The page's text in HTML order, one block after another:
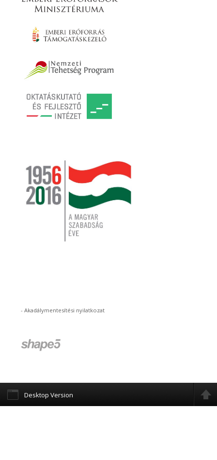
-Akadálymentesítési nyilatkozat
Desktop Version